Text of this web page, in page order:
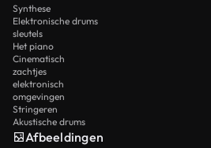
Synthese
Elektronische drums
sleutels
Het piano
Cinematisch
zachtjes
elektronisch
omgevingen
Stringeren
Akustische drums
Afbeeldingen